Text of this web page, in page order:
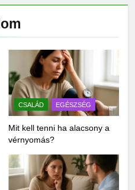
CSALÁD EGÉSZSÉG
Mit kell tenni ha alacsony a
vérnyomás?